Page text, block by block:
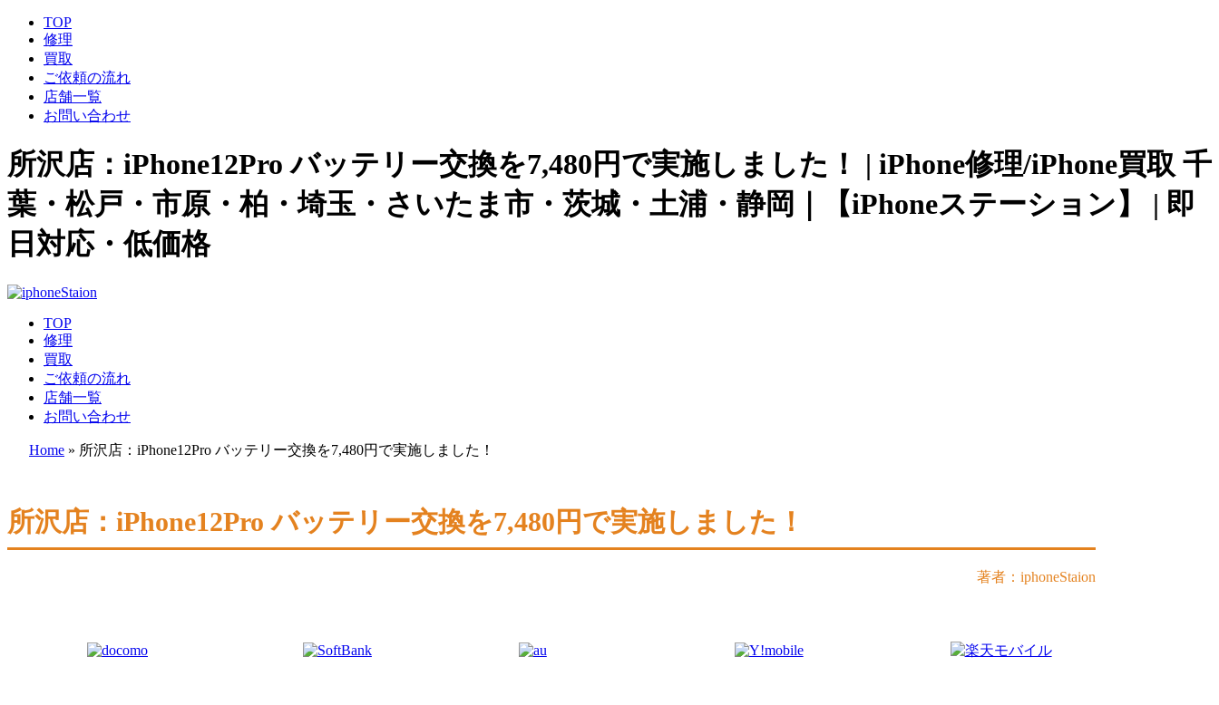
TOP
修理
買取
ご依頼の流れ
店舗一覧
お問い合わせ
所沢店：iPhone12Pro バッテリー交換を7,480円で実施しました！ | iPhone修理/iPhone買取 千
葉・松戸・市原・柏・埼玉・さいたま市・茨城・土浦・静岡｜【iPhoneステーション】 | 即
日対応・低価格
TOP
修理
買取
ご依頼の流れ
店舗一覧
お問い合わせ
Home » 所沢店：iPhone12Pro バッテリー交換を7,480円で実施しました！
所沢店：iPhone12Pro バッテリー交換を7,480円で実施しました！
著者：iphoneStaion